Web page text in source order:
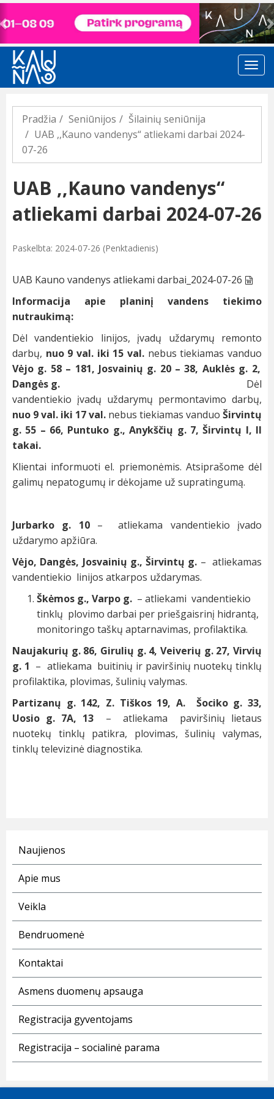
Pradžia Seniūnijos
Šilainių seniūnija
UAB ,,Kauno vandenys“ atliekami darbai 2024-
07-26
UAB ,,Kauno vandenys“
atliekami darbai 2024-07-26
Paskelbta: 2024-07-26 (Penktadienis)
UAB Kauno vandenys atliekami darbai_2024-07-26
Informacija apie planinį vandens tiekimo
nutraukimą:
Dėl vandentiekio linijos, įvadų uždarymų remonto
darbų, nuo 9 val. iki 15 val. nebus tiekiamas vanduo
Vėjo g. 58 – 181, Josvainių g. 20 – 38, Auklės g. 2,
Dangės g. Dėl
vandentiekio įvadų uždarymų permontavimo darbų,
nuo 9 val. iki 17 val. nebus tiekiamas vanduo Širvintų
g. 55 – 66, Puntuko g., Anykščių g. 7, Širvintų I, II
takai.
Klientai informuoti el. priemonėmis. Atsiprašome dėl
galimų nepatogumų ir dėkojame už supratingumą.
Jurbarko g. 10– atliekama vandentiekio įvado
uždarymo apžiūra.
Vėjo, Dangės, Josvainių g., Širvintų g. – atliekamas
vandentiekio linijos atkarpos uždarymas.
Škėmos g., Varpo g. – atliekami vandentiekio
tinklų plovimo darbai per priešgaisrinį hidrantą,
monitoringo taškų aptarnavimas, profilaktika.
Naujakurių g. 86, Girulių g. 4, Veiverių g. 27, Virvių
g. 1 – atliekama buitinių ir paviršinių nuotekų tinklų
profilaktika, plovimas, šulinių valymas.
Partizanų g. 142, Z. Tiškos 19, A. Šociko g. 33,
Uosio g. 7A, 13– atliekama paviršinių lietaus
nuotekų tinklų patikra, plovimas, šulinių valymas,
tinklų televizinė diagnostika.
Naujienos
Apie mus
Veikla
Bendruomenė
Kontaktai
Asmens duomenų apsauga
Registracija gyventojams
Registracija – socialinė parama